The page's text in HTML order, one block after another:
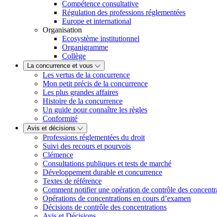
Compétence consultative
Régulation des professions réglementées
Europe et international
Organisation
Ecosystème institutionnel
Organigramme
Collège
La concurrence et vous
Les vertus de la concurrence
Mon petit précis de la concurrence
Les plus grandes affaires
Histoire de la concurrence
Un guide pour connaître les règles
Conformité
Avis et décisions
Professions réglementées du droit
Suivi des recours et pourvois
Clémence
Consultations publiques et tests de marché
Développement durable et concurrence
Textes de référence
Comment notifier une opération de contrôle des
Opérations de concentrations en cours d’examen
Décisions de contrôle des concentrations